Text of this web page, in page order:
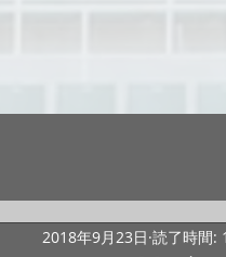
2018年9月23日 読了時間: